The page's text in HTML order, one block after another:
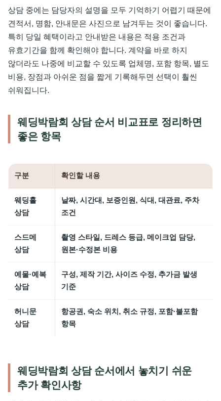
상담 중에는 담당자의 설명을 모두 기억하기 어렵기 때문에
견적서, 명함, 안내문은 사진으로 남겨두는 것이 좋습니다.
특히 당일 혜택이라고 안내받은 내용은 적용 조건과
유효기간을 함께 확인해야 합니다. 계약을 바로 하지
않더라도 나중에 비교할 수 있도록 업체명, 포함 항목, 별도
비용, 장점과 아쉬운 점을 짧게 기록해두면 선택이 훨씬
쉬워집니다.
웨딩박람회 상담 순서 비교표로 정리하면
좋은 항목
구분 확인할 내용
웨딩홀
상담
날짜, 시간대, 보증인원, 식대, 대관료, 주차
조건
스드메
상담
촬영 스타일, 드레스 등급, 메이크업 담당,
원본·수정본 비용
예물·예복
상담
구성, 제작 기간, 사이즈 수정, 추가금 발생
기준
허니문
상담
항공권, 숙소 위치, 취소 규정, 포함·불포함
항목
웨딩박람회 상담 순서에서 놓치기 쉬운
추가 확인사항